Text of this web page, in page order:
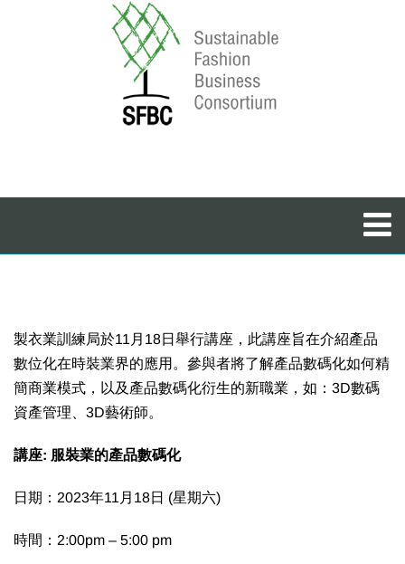
製衣業訓練局於11月18日舉行講座，此講座旨在介紹產品
數位化在時裝業界的應用。參與者將了解產品數碼化如何精
簡商業模式，以及產品數碼化衍生的新職業，如：3D數碼
資產管理、3D藝術師。
講座: 服裝業的產品數碼化
日期：2023年11月18日 (星期六)
時間：2:00pm – 5:00 pm